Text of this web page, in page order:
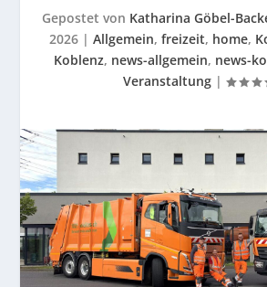
Gepostet von Katharina Göbel-
2026 | Allgemein, freizeit, home,
Koblenz, news-allgemein, news-
Veranstaltung|